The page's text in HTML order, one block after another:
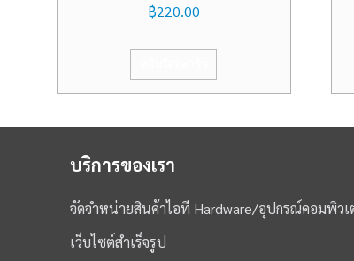
฿220.00
บริการของเรา
จัดจำหน่ายสินค้าไอที Hardware/อุปกรณ์คอมพิวเ
เว็บไซต์สำเร็จรูป